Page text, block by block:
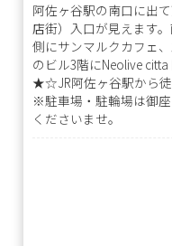
阿佐ヶ谷駅の南口に出
店街）入口が見えます
側にサンマルクカフェ
のビル3階にNeolive citta
★☆JR阿佐ヶ谷駅から
※駐車場・駐輪場は御
くださいませ。